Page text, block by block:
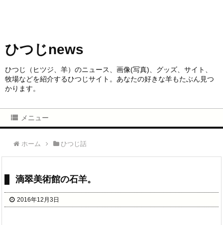
ひつじnews
ひつじ（ヒツジ、羊）のニュース、画像(写真)、グッズ、サイト、
牧場などを紹介するひつじサイト。あなたの好きな羊もたぶん見つ
かります。
メニュー
ホーム ひつじ話
滴翠美術館の石羊。
2016年12月3日